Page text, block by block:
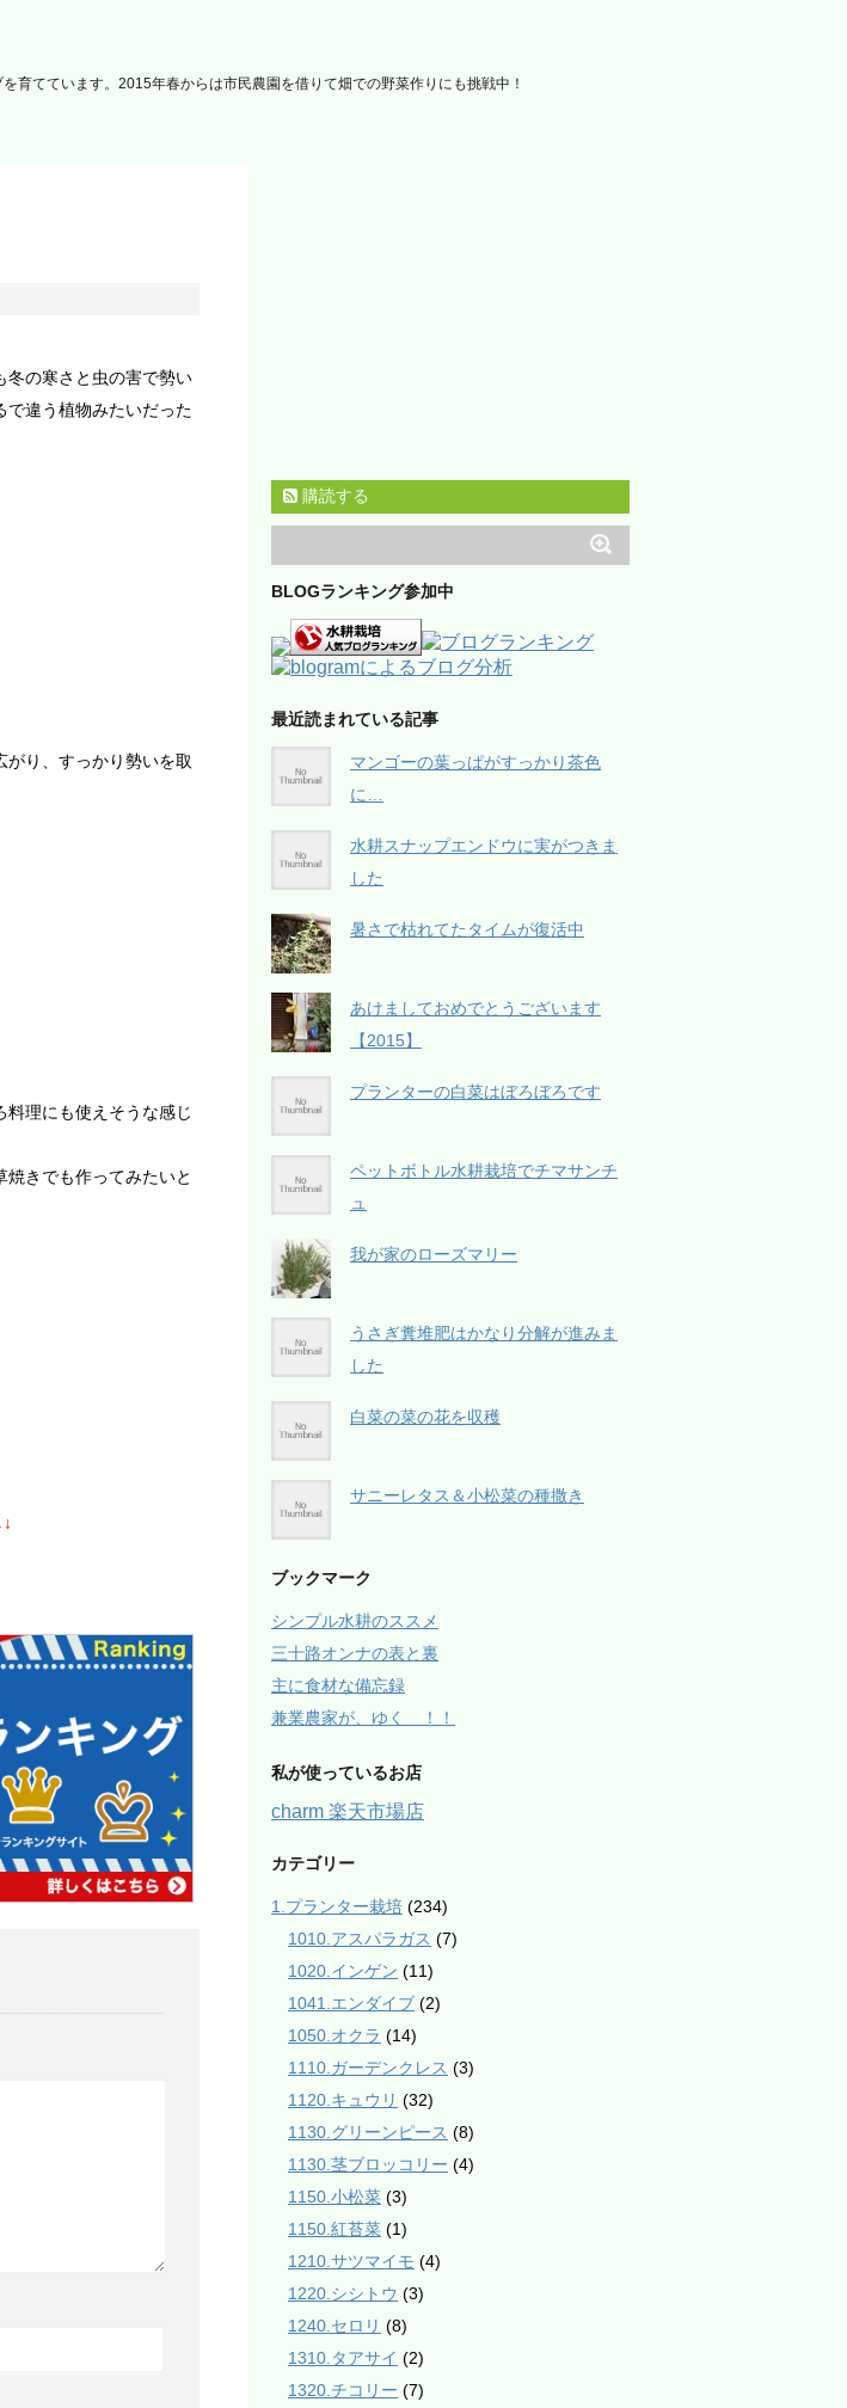
育てています。2015年春からは市民農園を借りて畑での野菜作りにも挑戦中！
冬の寒さと虫の害で勢い
で違う植物みたいだった
がり、すっかり勢いを取
理にも使えそうな感じ
きでも作ってみたいと
購読する
BLOGランキング参加中
最近読まれている記事
マンゴーの葉っぱがすっかり茶色
に…
水耕スナップエンドウに実がつきま
した
暑さで枯れてたタイムが復活中
あけましておめでとうございます
【2015】
プランターの白菜はぼろぼろです
ペットボトル水耕栽培でチマサンチ
ュ
我が家のローズマリー
うさぎ糞堆肥はかなり分解が進みま
した
白菜の菜の花を収穫
サニーレタス＆小松菜の種撒き
ブックマーク
シンプル水耕のススメ
三十路オンナの表と裏
主に食材な備忘録
兼業農家が、ゆく ！！
私が使っているお店
charm 楽天市場店
カテゴリー
1.プランター栽培 (234)
1010.アスパラガス (7)
1020.インゲン (11)
1041.エンダイブ (2)
1050.オクラ (14)
1110.ガーデンクレス (3)
1120.キュウリ (32)
1130.グリーンピース (8)
1130.茎ブロッコリー (4)
1150.小松菜 (3)
1150.紅苔菜 (1)
1210.サツマイモ (4)
1220.シシトウ (3)
1240.セロリ (8)
1310.タアサイ (2)
1320.チコリー (7)